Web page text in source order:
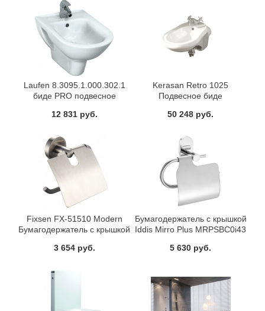
Laufen 8.3095.1.000.302.1
биде PRO подвесное
12 831 руб.
Kerasan Retro 1025
Подвесное биде
50 248 руб.
Fixsen FX-51510 Modern
Бумагодержатель с крышкой
3 654 руб.
Бумагодержатель с крышкой
Iddis Mirro Plus MRPSBC0i43
5 630 руб.